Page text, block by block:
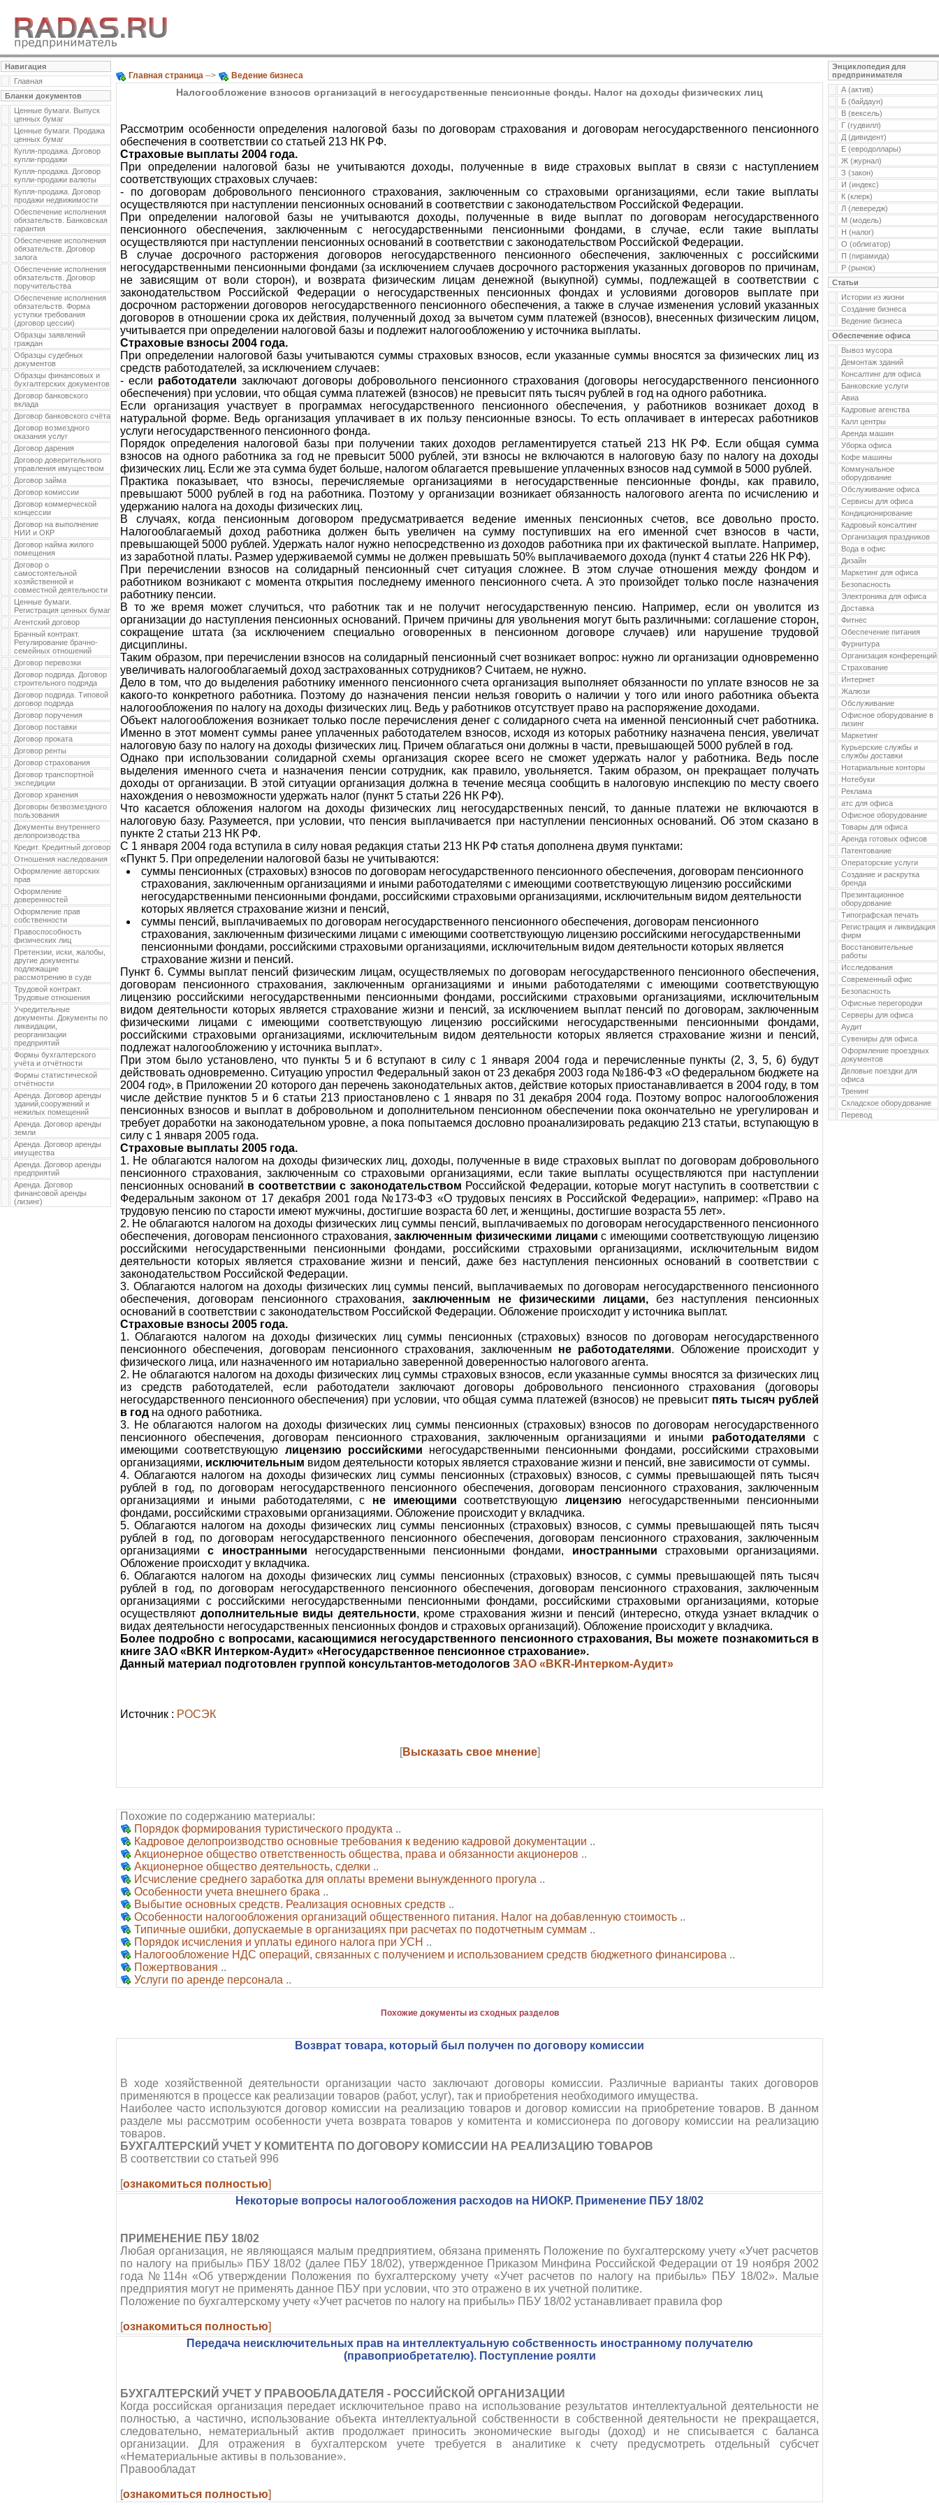
Навигация
Главная
Бланки документов
Ценные бумаги. Выпуск
ценных бумаг
Ценные бумаги. Продажа
ценных бумаг
Купля-продажа. Договор
купли-продажи
Купля-продажа. Договор
купли-продажи валюты
Купля-продажа. Договор
продажи недвижимости
Обеспечение исполнения
обязательств. Банковская
гарантия
Обеспечение исполнения
обязательств. Договор
залога
Обеспечение исполнения
обязательств. Договор
поручительства
Обеспечение исполнения
обязательств. Форма
уступки требования
(договор цессии)
Образцы заявлений
граждан
Образцы судебных
документов
Образцы финансовых и
бухгалтерских документов
Договор банковского
вклада
Договор банковского счёта
Договор возмездного
оказания услуг
Договор дарения
Договор доверительного
управления имуществом
Договор займа
Договор комиссии
Договор коммерческой
концессии
Договор на выполнение
НИИ и ОКР
Договор найма жилого
помещения
Договор о
самостоятельной
хозяйственной и
совместной деятельности
Ценные бумаги.
Регистрация ценных бумаг
Агентский договор
Брачный контракт.
Регулирование брачно-
семейных отношений
Договор перевозки
Договор подряда. Договор
строительного подряда
Договор подряда. Типовой
договор подряда
Договор поручения
Договор поставки
Договор проката
Договор ренты
Договор страхования
Договор транспортной
экспедиции
Договор хранения
Договоры безвозмездного
пользования
Документы внутреннего
делопроизводства
Кредит. Кредитный договор
Отношения наследования
Оформление авторских
прав
Оформление
доверенностей
Оформление прав
собственности
Правоспособность
физических лиц
Претензии, иски, жалобы,
другие документы
подлежащие
рассмотрению в суде
Трудовой контракт.
Трудовые отношения
Учредительные
документы. Документы по
ликвидации,
реорганизации
предприятий
Формы бухгалтерского
учёта и отчётности
Формы статистической
отчётности
Аренда. Договор аренды
зданий,сооружений и
нежилых помещений
Аренда. Договор аренды
земли
Аренда. Договор аренды
имущества
Аренда. Договор аренды
предприятий
Аренда. Договор
финансовой аренды
(лизинг)
Главная страница --> Ведение бизнеса
Налогообложение взносов организаций в негосударственные пенсионные фонды. Налог на доходы физических лиц
Рассмотрим особенности определения налоговой базы по договорам страхования и договорам негосударственного пенсионного
обеспечения в соответствии со статьей 213 НК РФ.
Страховые выплаты 2004 года.
При определении налоговой базы не учитываются доходы, полученные в виде страховых выплат в связи с наступлением
соответствующих страховых случаев:
- по договорам добровольного пенсионного страхования, заключенным со страховыми организациями, если такие выплаты
осуществляются при наступлении пенсионных оснований в соответствии с законодательством Российской Федерации.
При определении налоговой базы не учитываются доходы, полученные в виде выплат по договорам негосударственного
пенсионного обеспечения, заключенным с негосударственными пенсионными фондами, в случае, если такие выплаты
осуществляются при наступлении пенсионных оснований в соответствии с законодательством Российской Федерации.
В случае досрочного расторжения договоров негосударственного пенсионного обеспечения, заключенных с российскими
негосударственными пенсионными фондами (за исключением случаев досрочного расторжения указанных договоров по причинам,
не зависящим от воли сторон), и возврата физическим лицам денежной (выкупной) суммы, подлежащей в соответствии с
законодательством Российской Федерации о негосударственных пенсионных фондах и условиями договоров выплате при
досрочном расторжении договоров негосударственного пенсионного обеспечения, а также в случае изменения условий указанных
договоров в отношении срока их действия, полученный доход за вычетом сумм платежей (взносов), внесенных физическим лицом,
учитывается при определении налоговой базы и подлежит налогообложению у источника выплаты.
Страховые взносы 2004 года.
При определении налоговой базы учитываются суммы страховых взносов, если указанные суммы вносятся за физических лиц из
средств работодателей, за исключением случаев:
- если работодатели заключают договоры добровольного пенсионного страхования (договоры негосударственного пенсионного
обеспечения) при условии, что общая сумма платежей (взносов) не превысит пять тысяч рублей в год на одного работника.
Если организация участвует в программах негосударственного пенсионного обеспечения, у работников возникает доход в
натуральной форме. Ведь организация уплачивает в их пользу пенсионные взносы. То есть оплачивает в интересах работников
услуги негосударственного пенсионного фонда.
Порядок определения налоговой базы при получении таких доходов регламентируется статьей 213 НК РФ. Если общая сумма
взносов на одного работника за год не превысит 5000 рублей, эти взносы не включаются в налоговую базу по налогу на доходы
физических лиц. Если же эта сумма будет больше, налогом облагается превышение уплаченных взносов над суммой в 5000 рублей.
Практика показывает, что взносы, перечисляемые организациями в негосударственные пенсионные фонды, как правило,
превышают 5000 рублей в год на работника. Поэтому у организации возникает обязанность налогового агента по исчислению и
удержанию налога на доходы физических лиц.
В случаях, когда пенсионным договором предусматривается ведение именных пенсионных счетов, все довольно просто.
Налогооблагаемый доход работника должен быть увеличен на сумму поступивших на его именной счет взносов в части,
превышающей 5000 рублей. Удержать налог нужно непосредственно из доходов работника при их фактической выплате. Например,
из заработной платы. Размер удерживаемой суммы не должен превышать 50% выплачиваемого дохода (пункт 4 статьи 226 НК РФ).
При перечислении взносов на солидарный пенсионный счет ситуация сложнее. В этом случае отношения между фондом и
работником возникают с момента открытия последнему именного пенсионного счета. А это произойдет только после назначения
работнику пенсии.
В то же время может случиться, что работник так и не получит негосударственную пенсию. Например, если он уволится из
организации до наступления пенсионных оснований. Причем причины для увольнения могут быть различными: соглашение сторон,
сокращение штата (за исключением специально оговоренных в пенсионном договоре случаев) или нарушение трудовой
дисциплины.
Таким образом, при перечислении взносов на солидарный пенсионный счет возникает вопрос: нужно ли организации одновременно
увеличивать налогооблагаемый доход застрахованных сотрудников? Считаем, не нужно.
Дело в том, что до выделения работнику именного пенсионного счета организация выполняет обязанности по уплате взносов не за
какого-то конкретного работника. Поэтому до назначения пенсии нельзя говорить о наличии у того или иного работника объекта
налогообложения по налогу на доходы физических лиц. Ведь у работников отсутствует право на распоряжение доходами.
Объект налогообложения возникает только после перечисления денег с солидарного счета на именной пенсионный счет работника.
Именно в этот момент суммы ранее уплаченных работодателем взносов, исходя из которых работнику назначена пенсия, увеличат
налоговую базу по налогу на доходы физических лиц. Причем облагаться они должны в части, превышающей 5000 рублей в год.
Однако при использовании солидарной схемы организация скорее всего не сможет удержать налог у работника. Ведь после
выделения именного счета и назначения пенсии сотрудник, как правило, увольняется. Таким образом, он прекращает получать
доходы от организации. В этой ситуации организация должна в течение месяца сообщить в налоговую инспекцию по месту своего
нахождения о невозможности удержать налог (пункт 5 статьи 226 НК РФ).
Что касается обложения налогом на доходы физических лиц негосударственных пенсий, то данные платежи не включаются в
налоговую базу. Разумеется, при условии, что пенсия выплачивается при наступлении пенсионных оснований. Об этом сказано в
пункте 2 статьи 213 НК РФ.
С 1 января 2004 года вступила в силу новая редакция статьи 213 НК РФ статья дополнена двумя пунктами:
«Пункт 5. При определении налоговой базы не учитываются:
суммы пенсионных (страховых) взносов по договорам негосударственного пенсионного обеспечения, договорам пенсионного
страхования, заключенным организациями и иными работодателями с имеющими соответствующую лицензию российскими
негосударственными пенсионными фондами, российскими страховыми организациями, исключительным видом деятельности
которых является страхование жизни и пенсий,
суммы пенсий, выплачиваемых по договорам негосударственного пенсионного обеспечения, договорам пенсионного
страхования, заключенным физическими лицами с имеющими соответствующую лицензию российскими негосударственными
пенсионными фондами, российскими страховыми организациями, исключительным видом деятельности которых является
страхование жизни и пенсий.
Пункт 6. Суммы выплат пенсий физическим лицам, осуществляемых по договорам негосударственного пенсионного обеспечения,
договорам пенсионного страхования, заключенным организациями и иными работодателями с имеющими соответствующую
лицензию российскими негосударственными пенсионными фондами, российскими страховыми организациями, исключительным
видом деятельности которых является страхование жизни и пенсий, за исключением выплат пенсий по договорам, заключенным
физическими лицами с имеющими соответствующую лицензию российскими негосударственными пенсионными фондами,
российскими страховыми организациями, исключительным видом деятельности которых является страхование жизни и пенсий,
подлежат налогообложению у источника выплат».
При этом было установлено, что пункты 5 и 6 вступают в силу с 1 января 2004 года и перечисленные пункты (2, 3, 5, 6) будут
действовать одновременно. Ситуацию упростил Федеральный закон от 23 декабря 2003 года №186-ФЗ «О федеральном бюджете на
2004 год», в Приложении 20 которого дан перечень законодательных актов, действие которых приостанавливается в 2004 году, в том
числе действие пунктов 5 и 6 статьи 213 приостановлено с 1 января по 31 декабря 2004 года. Поэтому вопрос налогообложения
пенсионных взносов и выплат в добровольном и дополнительном пенсионном обеспечении пока окончательно не урегулирован и
требует доработки на законодательном уровне, а пока попытаемся дословно проанализировать редакцию 213 статьи, вступающую в
силу с 1 января 2005 года.
Страховые выплаты 2005 года.
1. Не облагаются налогом на доходы физических лиц, доходы, полученные в виде страховых выплат по договорам добровольного
пенсионного страхования, заключенным со страховыми организациями, если такие выплаты осуществляются при наступлении
пенсионных оснований в соответствии с законодательством Российской Федерации, которые могут наступить в соответствии с
Федеральным законом от 17 декабря 2001 года №173-ФЗ «О трудовых пенсиях в Российской Федерации», например: «Право на
трудовую пенсию по старости имеют мужчины, достигшие возраста 60 лет, и женщины, достигшие возраста 55 лет».
2. Не облагаются налогом на доходы физических лиц суммы пенсий, выплачиваемых по договорам негосударственного пенсионного
обеспечения, договорам пенсионного страхования,заключенным физическими лицами с имеющими соответствующую лицензию
российскими негосударственными пенсионными фондами, российскими страховыми организациями, исключительным видом
деятельности которых является страхование жизни и пенсий, даже без наступления пенсионных оснований в соответствии с
законодательством Российской Федерации.
3. Облагаются налогом на доходы физических лиц суммы пенсий, выплачиваемых по договорам негосударственного пенсионного
обеспечения, договорам пенсионного страхования, заключенным не физическими лицами, без наступления пенсионных
оснований в соответствии с законодательством Российской Федерации. Обложение происходит у источника выплат.
Страховые взносы 2005 года.
1. Облагаются налогом на доходы физических лиц суммы пенсионных (страховых) взносов по договорам негосударственного
пенсионного обеспечения, договорам пенсионного страхования, заключенным не работодателями. Обложение происходит у
физического лица, или назначенного им нотариально заверенной доверенностью налогового агента.
2. Не облагаются налогом на доходы физических лиц суммы страховых взносов, если указанные суммы вносятся за физических лиц
из средств работодателей, если работодатели заключают договоры добровольного пенсионного страхования (договоры
негосударственного пенсионного обеспечения) при условии, что общая сумма платежей (взносов) не превысит пять тысяч рублей
в год на одного работника.
3. Не облагаются налогом на доходы физических лиц суммы пенсионных (страховых) взносов по договорам негосударственного
пенсионного обеспечения, договорам пенсионного страхования, заключенным организациями и иными работодателями с
имеющими соответствующую лицензию российскими негосударственными пенсионными фондами, российскими страховыми
организациями, исключительным видом деятельности которых является страхование жизни и пенсий, вне зависимости от суммы.
4. Облагаются налогом на доходы физических лиц суммы пенсионных (страховых) взносов, с суммы превышающей пять тысяч
рублей в год, по договорам негосударственного пенсионного обеспечения, договорам пенсионного страхования, заключенным
организациями и иными работодателями, с не имеющими соответствующую лицензию негосударственными пенсионными
фондами, российскими страховыми организациями. Обложение происходит у вкладчика.
5. Облагаются налогом на доходы физических лиц суммы пенсионных (страховых) взносов, с суммы превышающей пять тысяч
рублей в год, по договорам негосударственного пенсионного обеспечения, договорам пенсионного страхования, заключенным
организациямис иностранными негосударственными пенсионными фондами, иностранными страховыми организациями.
Обложение происходит у вкладчика.
6. Облагаются налогом на доходы физических лиц суммы пенсионных (страховых) взносов, с суммы превышающей пять тысяч
рублей в год, по договорам негосударственного пенсионного обеспечения, договорам пенсионного страхования, заключенным
организациями с российскими негосударственными пенсионными фондами, российскими страховыми организациями, которые
осуществляют дополнительные виды деятельности, кроме страхования жизни и пенсий (интересно, откуда узнает вкладчик о
видах деятельности негосударственных пенсионных фондов и страховых организаций). Обложение происходит у вкладчика.
Более подробно с вопросами, касающимися негосударственного пенсионного страхования, Вы можете познакомиться в
книге ЗАО «BKR Интерком-Аудит» «Негосударственное пенсионное страхование».
Данный материал подготовлен группой консультантов-методологов ЗАО «BKR-Интерком-Аудит»
Источник : РОСЭК
[Высказать свое мнение]
Похожие по содержанию материалы:
Порядок формирования туристического продукта ..
Кадровое делопроизводство основные требования к ведению кадровой документации ..
Акционерное общество ответственность общества, права и обязанности акционеров ..
Акционерное общество деятельность, сделки ..
Исчисление среднего заработка для оплаты времени вынужденного прогула ..
Особенности учета внешнего брака ..
Выбытие основных средств. Реализация основных средств ..
Особенности налогообложения организаций общественного питания. Налог на добавленную стоимость ..
Типичные ошибки, допускаемые в организациях при расчетах по подотчетным суммам ..
Порядок исчисления и уплаты единого налога при УСН ..
Налогообложение НДС операций, связанных с получением и использованием средств бюджетного финансирова ..
Пожертвования ..
Услуги по аренде персонала ..
Похожие документы из сходных разделов
Возврат товара, который был получен по договору комиссии
В ходе хозяйственной деятельности организации часто заключают договоры комиссии. Различные варианты таких договоров
применяются в процессе как реализации товаров (работ, услуг), так и приобретения необходимого имущества.
Наиболее часто используются договор комиссии на реализацию товаров и договор комиссии на приобретение товаров. В данном
разделе мы рассмотрим особенности учета возврата товаров у комитента и комиссионера по договору комиссии на реализацию
товаров.
БУХГАЛТЕРСКИЙ УЧЕТ У КОМИТЕНТА ПО ДОГОВОРУ КОМИССИИ НА РЕАЛИЗАЦИЮ ТОВАРОВ
В соответствии со статьей 996
[ознакомиться полностью]
Некоторые вопросы налогообложения расходов на НИОКР. Применение ПБУ 18/02
ПРИМЕНЕНИЕ ПБУ 18/02
Любая организация, не являющаяся малым предприятием, обязана применять Положение по бухгалтерскому учету «Учет расчетов
по налогу на прибыль» ПБУ 18/02 (далее ПБУ 18/02), утвержденное Приказом Минфина Российской Федерации от 19 ноября 2002
года №114н «Об утверждении Положения по бухгалтерскому учету «Учет расчетов по налогу на прибыль» ПБУ 18/02». Малые
предприятия могут не применять данное ПБУ при условии, что это отражено в их учетной политике.
Положение по бухгалтерскому учету «Учет расчетов по налогу на прибыль» ПБУ 18/02 устанавливает правила фор
[ознакомиться полностью]
Передача неисключительных прав на интеллектуальную собственность иностранному получателю
(правоприобретателю). Поступление роялти
БУХГАЛТЕРСКИЙ УЧЕТ У ПРАВООБЛАДАТЕЛЯ - РОССИЙСКОЙ ОРГАНИЗАЦИИ
Когда российская организация передает исключительное право на использование результатов интеллектуальной деятельности не
полностью, а частично, использование объекта интеллектуальной собственности в собственной деятельности не прекращается,
следовательно, нематериальный актив продолжает приносить экономические выгоды (доход) и не списывается с баланса
организации. Для отражения в бухгалтерском учете требуется в аналитике к счету предусмотреть отдельный субсчет
«Нематериальные активы в пользование».
Правообладат
[ознакомиться полностью]
Энциклопедия для
предпринимателя
А (актив)
Б (байдаун)
В (вексель)
Г (гудвилл)
Д (дивидент)
Е (евродоллары)
Ж (журнал)
З (закон)
И (индекс)
К (клерк)
Л (левередж)
М (модель)
Н (налог)
О (облигатор)
П (пирамида)
Р (рынок)
Статьи
Истории из жизни
Создание бизнеса
Ведение бизнеса
Обеспечение офиса
Вывоз мусора
Демонтаж зданий
Консалтинг для офиса
Банковские услуги
Авиа
Кадровые агенства
Калл центры
Аренда машин
Уборка офиса
Кофе машины
Коммунальное
оборудование
Обслуживание офиса
Сервисы для офиса
Кондиционирование
Кадровый консалтинг
Организация праздников
Вода в офис
Дизайн
Маркетинг для офиса
Безопасность
Электроника для офиса
Доставка
Фитнес
Обеспечение питания
Фурнитура
Организация конференций
Страхование
Интернет
Жалюзи
Обслуживание
Офисное оборудование в
лизинг
Маркетинг
Курьерские службы и
службы доставки
Нотариальные конторы
Нотебуки
Реклама
атс для офиса
Офисное оборудование
Товары для офиса
Аренда готовых офисов
Патентование
Операторские услуги
Создание и раскрутка
бренда
Презинтационное
оборудование
Типографская печать
Регистрация и ликвидация
фирм
Восстановительные
работы
Исследования
Современный офис
Безопасность
Офисные перегородки
Серверы для офиса
Аудит
Сувениры для офиса
Оформление проездных
документов
Деловые поездки для
офиса
Тренинг
Складское оборудование
Перевод